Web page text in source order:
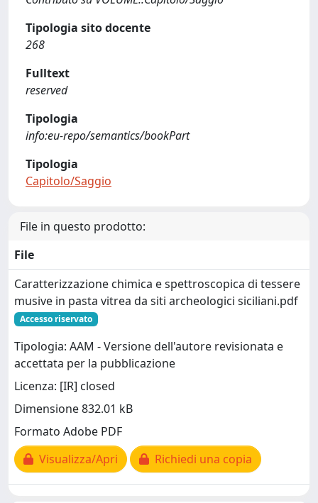
Tipologia sito docente
268
Fulltext
reserved
Tipologia
info:eu-repo/semantics/bookPart
Tipologia
Capitolo/Saggio
File in questo prodotto:
File
Caratterizzazione chimica e spettroscopica di tessere
musive in pasta vitrea da siti archeologici siciliani.pdf
Accesso riservato
Tipologia: AAM - Versione dell'autore revisionata e
accettata per la pubblicazione
Licenza: [IR] closed
Dimensione 832.01 kB
Formato Adobe PDF
Visualizza/Apri
Richiedi una copia